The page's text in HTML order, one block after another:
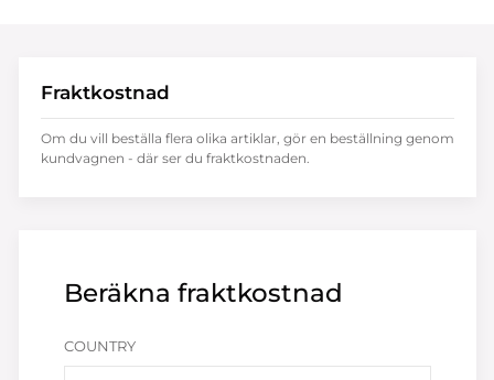
Beräkna fraktkostnad
COUNTRY
Fraktkostnad
Om du vill beställa flera olika artiklar, gör en beställning genom
kundvagnen - där ser du fraktkostnaden.